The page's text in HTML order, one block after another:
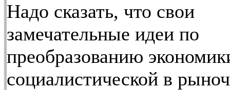
Надо сказать, что свои
замечательные идеи по
преобразованию
социалистической в